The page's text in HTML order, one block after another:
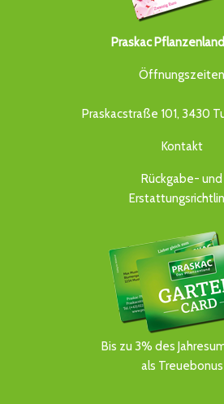
Praskac
Öffnungszeiten
Praskacstraße 101, 3430
Kontakt
Rückgabe- und
Bis zu 3% des
als Treuebonus